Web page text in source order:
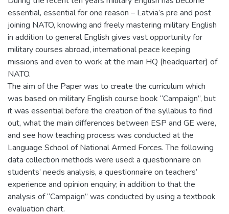
essential, essential for one reason – Latvia’s pre and post
joining NATO, knowing and freely mastering military English
in addition to general English gives vast opportunity for
military courses abroad, international peace keeping
missions and even to work at the main HQ (headquarter) of
NATO.
The aim of the Paper was to create the curriculum which
was based on military English course book “Campaign”, but
it was essential before the creation of the syllabus to find
out, what the main differences between ESP and GE were,
and see how teaching process was conducted at the
Language School of National Armed Forces. The following
data collection methods were used: a questionnaire on
students’ needs analysis, a questionnaire on teachers’
experience and opinion enquiry; in addition to that the
analysis of “Campaign” was conducted by using a textbook
evaluation chart.